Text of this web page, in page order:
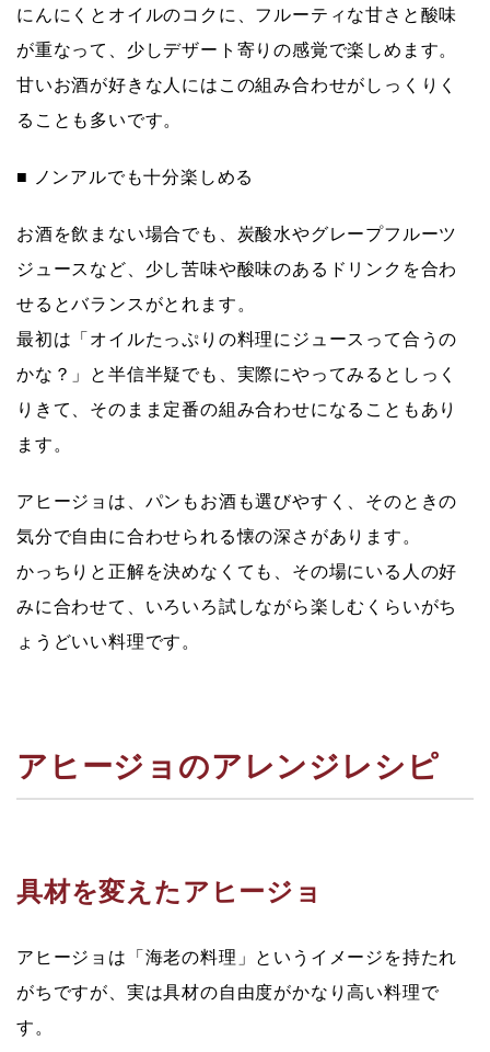
にんにくとオイルのコクに、フルーティな甘さと酸味
が重なって、少しデザート寄りの感覚で楽しめます。
甘いお酒が好きな人にはこの組み合わせがしっくりく
ることも多いです。
■ ノンアルでも十分楽しめる
お酒を飲まない場合でも、炭酸水やグレープフルーツ
ジュースなど、 少し苦味や酸味のあるドリンク を合わ
せるとバランスがとれます。
最初は「オイルたっぷりの料理にジュースって合うの
かな？」と半信半疑でも、実際にやってみるとしっく
りきて、そのまま定番の組み合わせになることもあり
ます。
アヒージョは、パンもお酒も選びやすく、 そのときの
気分で自由に合わせられる懐の深さ があります。
かっちりと正解を決めなくても、その場にいる人の好
みに合わせて、いろいろ試しながら楽しむくらいがち
ょうどいい料理です。
アヒージョのアレンジレシピ
具材を変えたアヒージョ
アヒージョは「海老の料理」というイメージを持たれ
がちですが、実は具材の自由度がかなり高い料理で
す。